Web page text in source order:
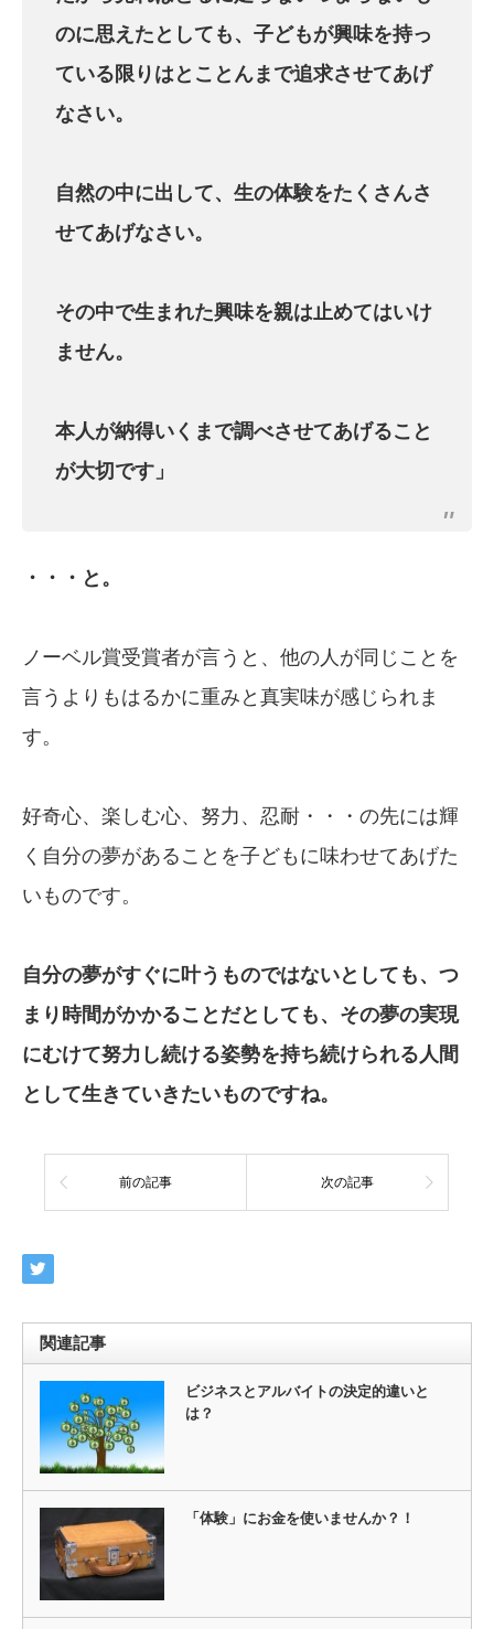
のに思えたとしても、子どもが興味を持っ
ている 限りはとことんまで追求させてあげ
なさい。
自然の中に出して、生の体験をたくさんさ
せてあげなさい。
その中で生まれた興味を親は止めてはいけ
ません。
本人が納得いくまで調べさせてあげること
が大切です」
・・・と。
ノーベル賞受賞者が言うと、他の人が同じことを
言うよりもはるかに重みと真実味が感じられま
す。
好奇心、楽しむ心、努力、忍耐・・・の先には輝
く自分の夢があることを子どもに味わせてあげた
いものです。
自分の夢がすぐに叶うものではないと して も、つ
まり時間がかかることだとして も、 その夢の実現
にむけて努力し続ける姿勢を持ち続けられる人間
として生きていきたいものですね。
前の記事 次の記事
関連記事
ビジネスとアルバイトの決定的違いと
は？
「体験」にお金を使いませんか？！